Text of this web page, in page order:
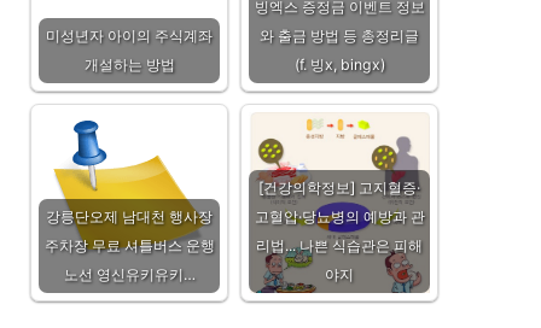
미성년자 아이의 주식계좌
개설하는 방법
빙엑스 증정금 이벤트 정보
와 출금 방법 등 총정리글
(f. 빙x, bingx)
강릉단오제 남대천 행사장
주차장 무료 셔틀버스 운행
노선 영신유키유키…
[건강의학정보] 고지혈증·
고혈압·당뇨병의 예방과 관
리법... 나쁜 식습관은 피해
야지